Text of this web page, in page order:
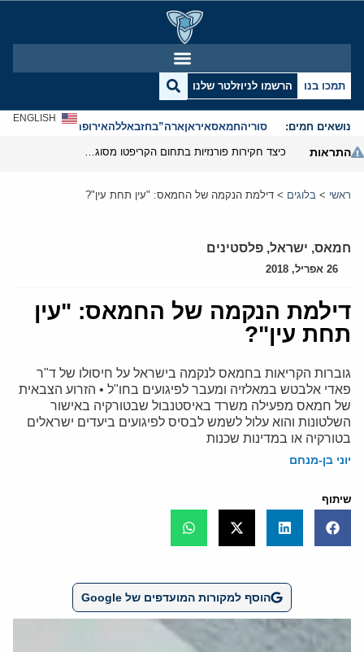
תמכו בנו הרשמו לניוזלטר שלנו
נושאים חמים: סוריהחמאסאיראןארה”בחזבאללהאירופהאנטישמיות
ENGLISH
התראות
ראשי > בלוגים > דילמת הנקמה של החמאס: "עין תחת עין"?
חמאס, ישראל, פלסטינים
26 אפריל, 2018
דילמת הנקמה של החמאס: "עין
תחת עין"?
גוברות הקריאות בחמאס לנקמה בישראל על חיסולו של ד"ר
פאדי אלבטש במאלזיה ומעבר לפיגועים בחו"ל • הזרוע הצבאית
של חמאס מפעילה משרד באיסטנבול שבטורקיה באישור
השלטונות והוא עלול לשמש לבסיס לפיגועים ביעדים ישראלים
בטורקיה או במדינות שכנות
יוני בן-מנחם
שיתוף
הוסף למקורות המועדפים של Google